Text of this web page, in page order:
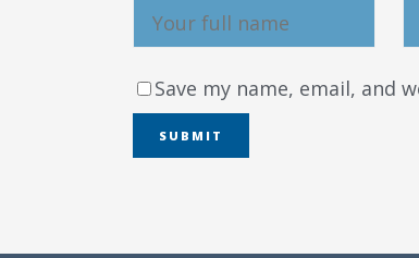
Save my name, email, and